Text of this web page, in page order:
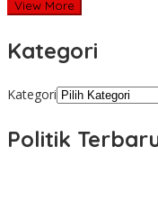
View More
Kategori
Kategori
Politik